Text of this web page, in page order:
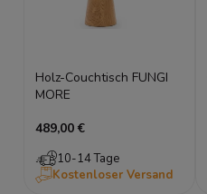
Holz-Couchtisch FUNGI
MORE
489,00 €
10-14 Tage
Kostenloser Versand